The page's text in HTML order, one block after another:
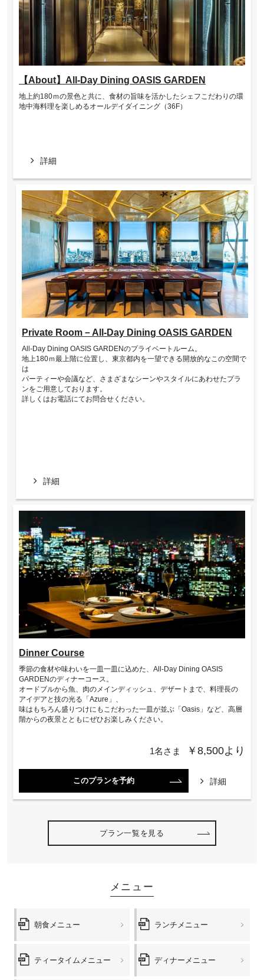
【About】All-Day Dining OASIS GARDEN
地上約180ｍの景色と共に、食材の旨味を活かしたシェフこだわりの環
地中海料理を楽しめるオールデイダイニング（36F）
詳細
Private Room－All-Day Dining OASIS GARDEN
All-Day Dining OASIS GARDENのプライベートルーム。
地上180ｍ最上階に位置し、東京都内を一望できる開放的なこの空間で
は
パーティーや会議など、さまざまなシーンやスタイルにあわせたプラ
ンをご用意しております。
詳しくはお電話にてお問合せください。
詳細
Dinner Course
季節の食材や味わいを一皿一皿に込めた、All-Day Dining OASIS
GARDENのディナーコース。
オードブルから魚、肉のメインディッシュ、デザートまで、料理長の
アイデアと技の光る「Azure」、
味はもちろん盛りつけにもこだわった一皿が並ぶ「Oasis」など、高層
階からの夜景とともにぜひお楽しみください。
1名さま ￥8,500より
このプランを予約 詳細
プラン一覧を見る
メニュー
朝食メニュー ランチメニュー
ティータイムメニュー ディナーメニュー